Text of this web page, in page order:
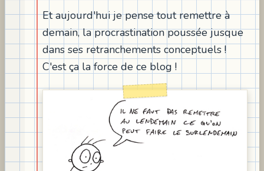
Et aujourd'hui je pense tout remettre à
demain, la procrastination poussée jusque
dans ses retranchements conceptuels !
C'est ça la force de ce blog !